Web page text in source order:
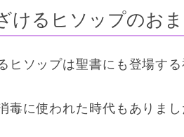
けるヒソップのお
ヒソップは聖書にも登場する
毒に使われた時代もありまし